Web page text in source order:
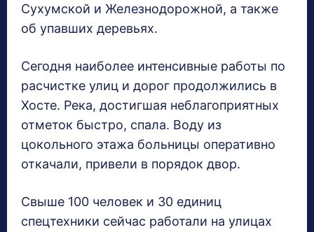
Сухумской и Железнодорожной, а также
об упавших деревьях.
Сегодня наиболее интенсивные работы по
расчистке улиц и дорог продолжились в
Хосте. Река, достигшая неблагоприятных
отметок быстро, спала. Воду из
цокольного этажа больницы оперативно
откачали, привели в порядок двор.
Свыше 100 человек и 30 единиц
спецтехники сейчас работали на улицах